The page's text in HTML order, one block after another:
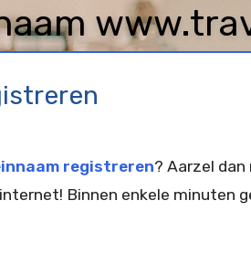
en
registreren? Aarzel
Binnen enkele minuten